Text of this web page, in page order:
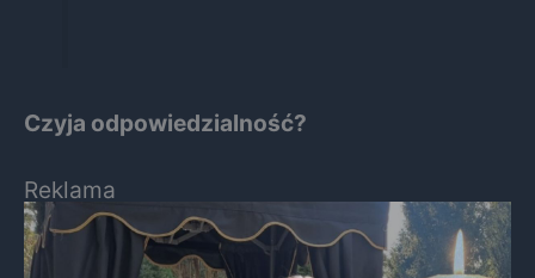
Czyja odpowiedzialność?
Reklama